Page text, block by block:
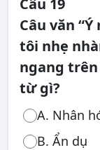
Câu 19
Câu văn
tôi nhẹ
ngang
từ gì?
A. Nhân
B. Ẩn dụ